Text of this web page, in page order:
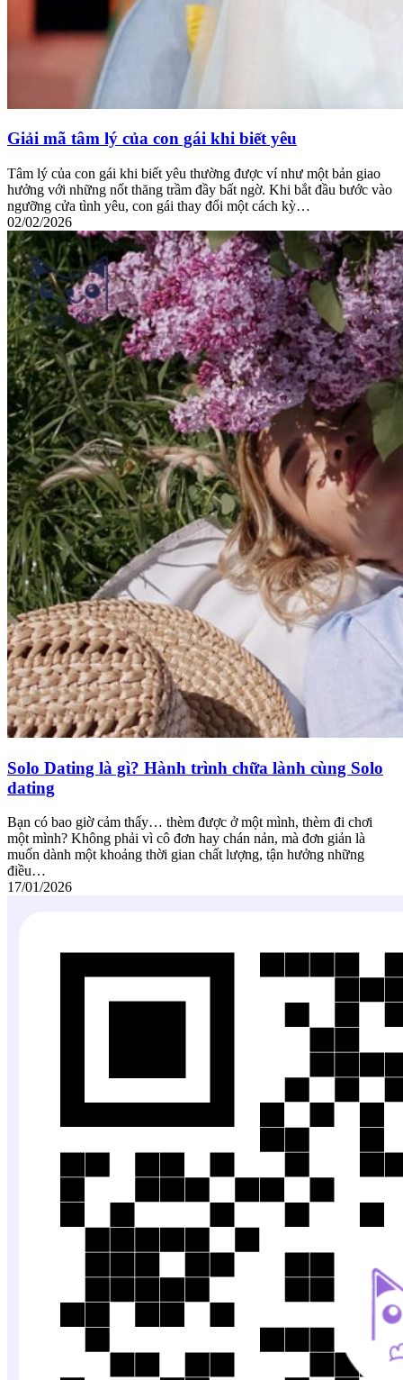
Giải mã tâm lý của con gái khi biết yêu
Tâm lý của con gái khi biết yêu thường được ví như một bản giao
hưởng với những nốt thăng trầm đầy bất ngờ. Khi bắt đầu bước vào
ngưỡng cửa tình yêu, con gái thay đổi một cách kỳ…
02/02/2026
Solo Dating là gì? Hành trình chữa lành cùng Solo
dating
Bạn có bao giờ cảm thấy… thèm được ở một mình, thèm đi chơi
một mình? Không phải vì cô đơn hay chán nản, mà đơn giản là
muốn dành một khoảng thời gian chất lượng, tận hưởng những
điều…
17/01/2026